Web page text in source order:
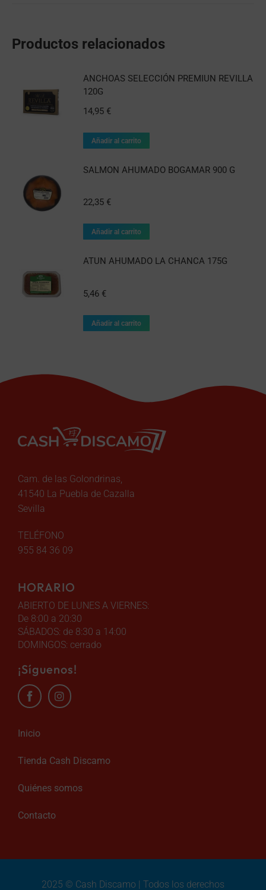
Productos relacionados
ANCHOAS SELECCIÓN PREMIUN REVILLA
120G
14,95 €
Añadir al carrito
SALMON AHUMADO BOGAMAR 900 G
22,35 €
Añadir al carrito
ATUN AHUMADO LA CHANCA 175G
5,46 €
Añadir al carrito
Cam. de las Golondrinas,
41540 La Puebla de Cazalla
Sevilla
TELÉFONO
955 84 36 09
HORARIO
ABIERTO DE LUNES A VIERNES:
De 8:00 a 20:30
SÁBADOS: de 8:30 a 14:00
DOMINGOS: cerrado
¡Síguenos!
Inicio
Tienda Cash Discamo
Quiénes somos
Contacto
2025 © Cash Discamo | Todos los derechos